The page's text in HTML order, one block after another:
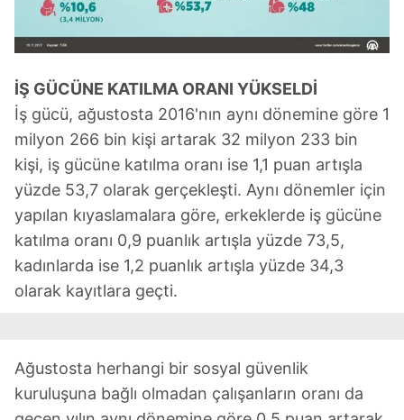
İŞ GÜCÜNE KATILMA ORANI YÜKSELDİ
İş gücü, ağustosta 2016'nın aynı dönemine göre 1
milyon 266 bin kişi artarak 32 milyon 233 bin
kişi, iş gücüne katılma oranı ise 1,1 puan artışla
yüzde 53,7 olarak gerçekleşti. Aynı dönemler için
yapılan kıyaslamalara göre, erkeklerde iş gücüne
katılma oranı 0,9 puanlık artışla yüzde 73,5,
kadınlarda ise 1,2 puanlık artışla yüzde 34,3
olarak kayıtlara geçti.
Ağustosta herhangi bir sosyal güvenlik
kuruluşuna bağlı olmadan çalışanların oranı da